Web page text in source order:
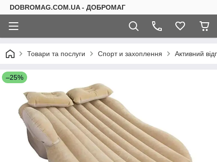
DOBROMAG.COM.UA - ДОБРОМАГ
Товари та послуги Спорт и захоплення Активний
–25%